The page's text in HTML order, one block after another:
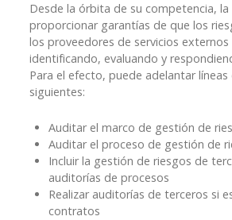
Desde la órbita de su competencia,
proporcionar garantías de que los
los proveedores de servicios externos
identificando, evaluando y
Para el efecto, puede adelantar
siguientes:
Auditar el marco de gestión de
Auditar el proceso de gestión de
Incluir la gestión de riesgos de
auditorías de procesos
Realizar auditorías de terceros si
contratos